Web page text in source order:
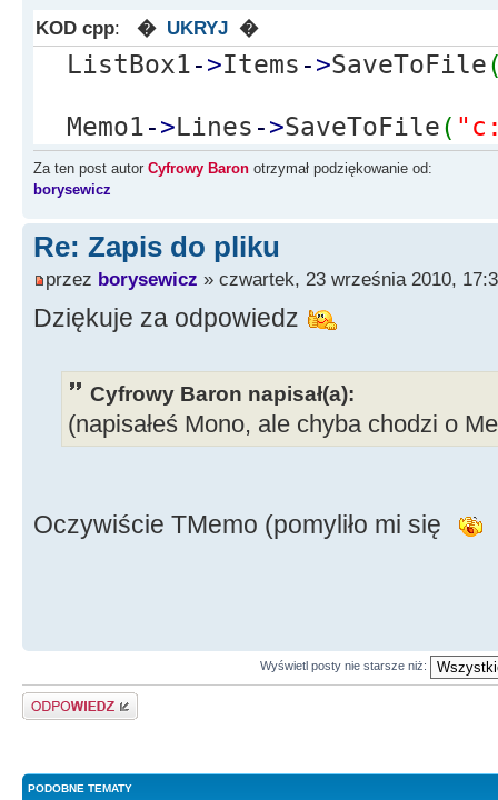
KOD cpp: � UKRYJ �
ListBox1->Items ->SaveToFile
Memo1->Lines ->SaveToFile(
Za ten post autor Cyfrowy Baron otrzymał podziękowanie od:
borysewicz
Re: Zapis do pliku
przez borysewicz » czwartek, 23 września 2010,
Dziękuje za odpowiedz
Cyfrowy Baron napisał(a):
(napisałeś Mono, ale chyba chodzi o
Oczywiście TMemo (pomyliło mi się
Wyświetl posty nie starsze niż:
Odpowiedz
PODOBNE TEMATY